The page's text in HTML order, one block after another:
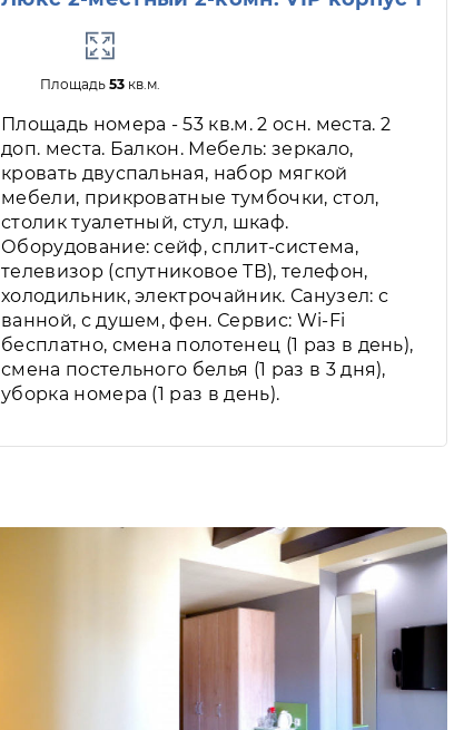
Площадь 53кв.м.
Площадь номера - 53 кв.м. 2 осн. места. 2
доп. места. Балкон. Мебель: зеркало,
кровать двуспальная, набор мягкой
мебели, прикроватные тумбочки, стол,
столик туалетный, стул, шкаф.
Оборудование: сейф, сплит-система,
телевизор (спутниковое ТВ), телефон,
холодильник, электрочайник. Санузел: с
ванной, с душем, фен. Сервис: Wi-Fi
бесплатно, смена полотенец (1 раз в день),
смена постельного белья (1 раз в 3 дня),
уборка номера (1 раз в день).